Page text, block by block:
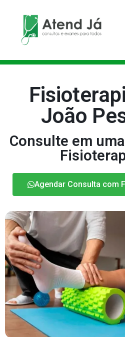
João
Consulte em
Agendar Consulta com